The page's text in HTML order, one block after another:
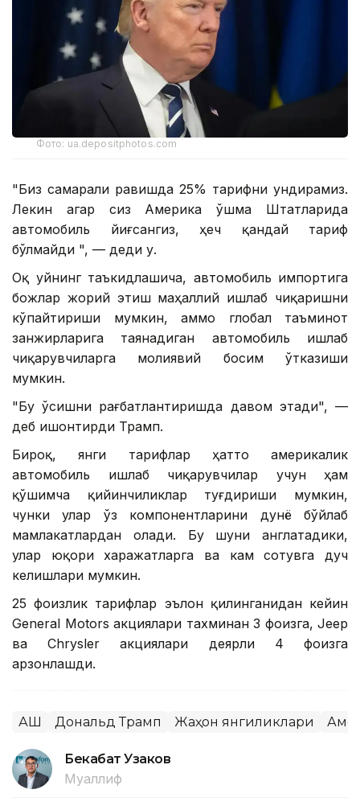
Фото: ua.depositphotos.com
"Биз самарали равишда 25% тарифни ундирамиз.
Лекин агар сиз Америка Қўшма Штатларида
автомобиль йиғсангиз, ҳеч қандай тариф
бўлмайди ", — деди у.
Оқ уйнинг таъкидлашича, автомобиль импортига
божлар жорий этиш маҳаллий ишлаб чиқаришни
кўпайтириши мумкин, аммо глобал таъминот
занжирларига таянадиган автомобиль ишлаб
чиқарувчиларга молиявий босим ўтказиши
мумкин.
"Бу ўсишни рағбатлантиришда давом этади", —
деб ишонтирди Трамп.
Бироқ, янги тарифлар ҳатто америкалик
автомобиль ишлаб чиқарувчилар учун ҳам
қўшимча қийинчиликлар туғдириши мумкин,
чунки улар ўз компонентларини дунё бўйлаб
мамлакатлардан олади. Бу шуни англатадики,
улар юқори харажатларга ва кам сотувга дуч
келишлари мумкин.
25 фоизлик тарифлар эълон қилинганидан кейин
General Motors акциялари тахминан 3 фоизга, Jeep
ва Chrysler акциялари деярли 4 фоизга
арзонлашди.
АҚШ Дональд Трамп Жаҳон янгиликлари
Бекабат Узаков
Муаллиф